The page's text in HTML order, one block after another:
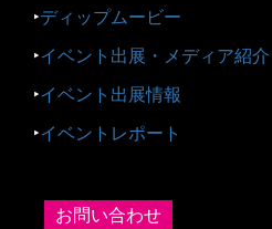
‣ディップムービー
‣イベント出展・メディア紹介
‣イベント出展情報
‣イベントレポート
お問い合わせ